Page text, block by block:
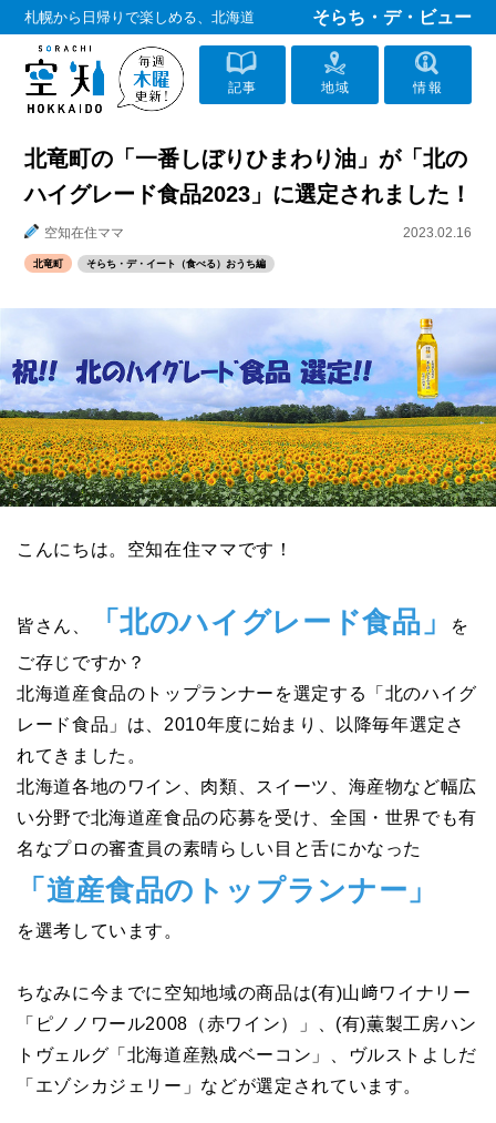
札幌から日帰りで楽しめる、北海道 そらち・デ・ビュー
記事 地域 情報
北竜町の「一番しぼりひまわり油」が「北の
ハイグレード食品2023」に選定されました！
空知在住ママ 2023.02.16
北竜町 そらち・デ・イート（食べる）おうち編
こんにちは。空知在住ママです！
皆さん、 「北のハイグレード食品」
を
ご存じですか？
北海道産食品のトップランナーを選定する「北のハイグ
レード食品」は、2010年度に始まり、以降毎年選定さ
れてきました。
北海道各地のワイン、肉類、スイーツ、海産物など幅広
い分野で北海道産食品の応募を受け、全国・世界でも有
名なプロの審査員の素晴らしい目と舌にかなった
「道産食品のトップランナー」
を選考しています。
ちなみに今までに空知地域の商品は(有)山﨑ワイナリー
「ピノノワール2008（赤ワイン）」、(有)薫製工房ハン
トヴェルグ「北海道産熟成ベーコン」、ヴルストよしだ
「エゾシカジェリー」などが選定されています。